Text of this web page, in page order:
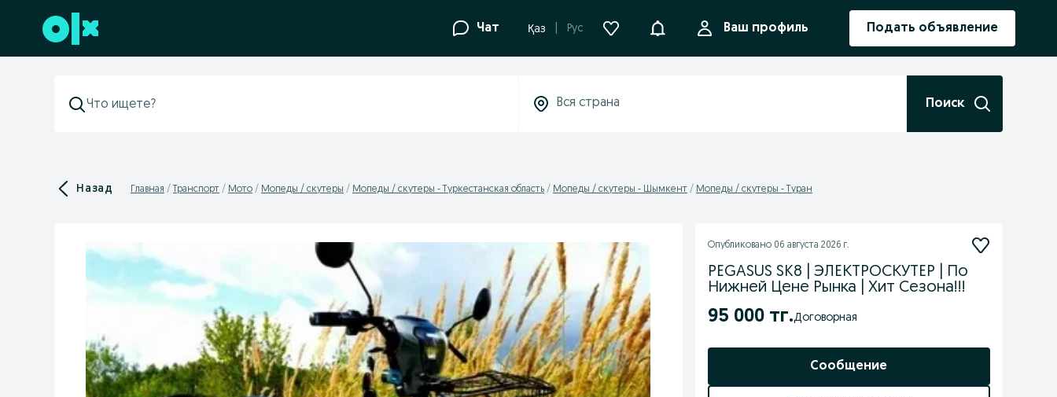
Перейти к нижнему колонтитулу Чат Қаз Рус УведомленияВаш профиль Подать объявление
Поиск
Назад Главная Транспорт Мото Мопеды / скутеры Мопеды / скутеры - Туркестанская область Мопеды / скутеры - Шымкент Мопеды / скутеры - Туран
Опубликовано 06 августа 2026 г.
PEGASUS SK8 | ЭЛЕКТРОСКУТЕР | По
Нижней Цене Рынка | Хит Сезона!!!
95 000 тг. Договорная
Сообщение